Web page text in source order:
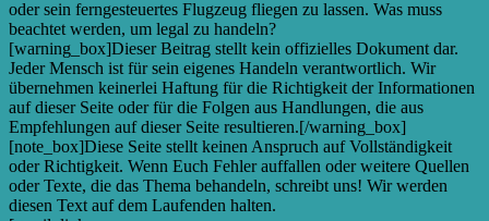
oder sein ferngesteuertes Flugzeug fliegen zu lassen. Was muss
beachtet werden, um legal zu handeln?
[warning_box]Dieser Beitrag stellt kein offizielles Dokument dar.
Jeder Mensch ist für sein eigenes Handeln verantwortlich. Wir
übernehmen keinerlei Haftung für die Richtigkeit der Informationen
auf dieser Seite oder für die Folgen aus Handlungen, die aus
Empfehlungen auf dieser Seite resultieren.[/warning_box]
[note_box]Diese Seite stellt keinen Anspruch auf Vollständigkeit
oder Richtigkeit. Wenn Euch Fehler auffallen oder weitere Quellen
oder Texte, die das Thema behandeln, schreibt uns! Wir werden
diesen Text auf dem Laufenden halten.